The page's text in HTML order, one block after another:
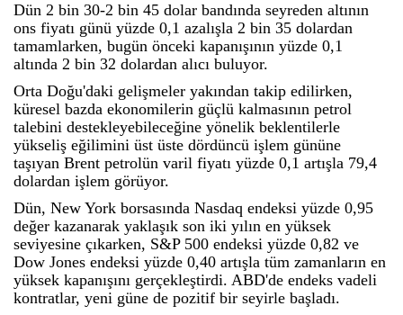
Dün 2 bin 30-2 bin 45 dolar bandında seyreden altının
ons fiyatı günü yüzde 0,1 azalışla 2 bin 35 dolardan
tamamlarken, bugün önceki kapanışının yüzde 0,1
altında 2 bin 32 dolardan alıcı buluyor.
Orta Doğu'daki gelişmeler yakından takip edilirken,
küresel bazda ekonomilerin güçlü kalmasının petrol
talebini destekleyebileceğine yönelik beklentilerle
yükseliş eğilimini üst üste dördüncü işlem gününe
taşıyan Brent petrolün varil fiyatı yüzde 0,1 artışla 79,4
dolardan işlem görüyor.
Dün, New York borsasında Nasdaq endeksi yüzde 0,95
değer kazanarak yaklaşık son iki yılın en yüksek
seviyesine çıkarken, S&P 500 endeksi yüzde 0,82 ve
Dow Jones endeksi yüzde 0,40 artışla tüm zamanların en
yüksek kapanışını gerçekleştirdi. ABD'de endeks vadeli
kontratlar, yeni güne de pozitif bir seyirle başladı.